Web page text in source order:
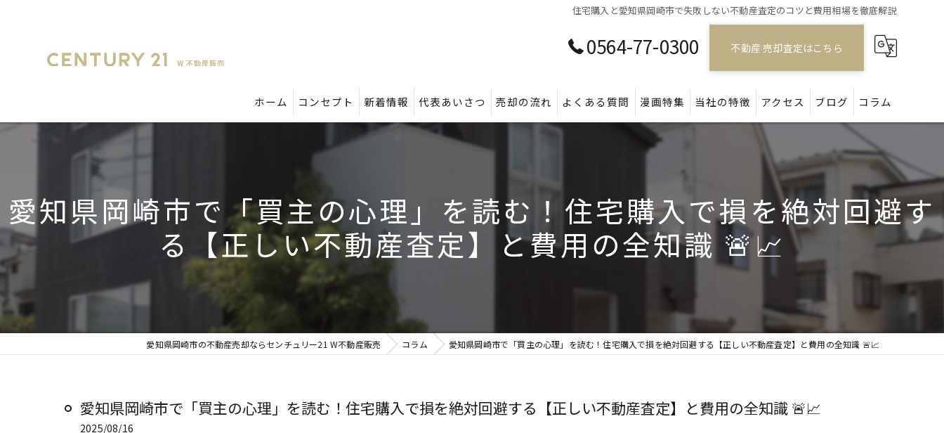
住宅購入と愛知県岡崎市で失敗しない不動産査定のコツと費用相場を徹底解説
0564-77-0300 不動産 売却査定はこちら
ホーム コンセプト 新着情報 代表あいさつ 売却の流れ よくある質問 漫画特集 当社の特徴
アパート
土地
アクセス ブログ コラム
愛知県岡崎市で「買主の心理」を読む！住宅購入で損を絶対回避す
る【正しい不動産査定】と費用の全知識 🚨📈
愛知県岡崎市の不動産売却ならセンチュリー21 W不動産販売 コラム 愛知県岡崎市で「買主の心理」を読む！住宅購入で損を絶対回避する【正しい不動産査定】と費用の全知識 🚨📈
愛知県岡崎市で「買主の心理」を読む！住宅購入で損を絶対回避する【正しい不動産査定】と費用の全知識 🚨📈
2025/08/16